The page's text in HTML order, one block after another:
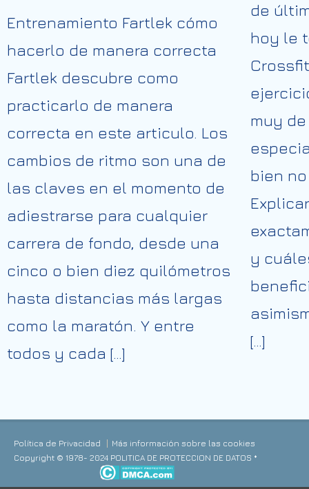
Entrenamiento Fartlek cómo
hacerlo de manera correcta
Fartlek descubre como
practicarlo de manera
correcta en este articulo. Los
cambios de ritmo son una de
las claves en el momento de
adiestrarse para cualquier
carrera de fondo, desde una
cinco o bien diez quilómetros
hasta distancias más largas
como la maratón. Y entre
todos y cada […]
de
hoy le
muy
bien
y
[…]
Política de Privacidad
Más información sobre las cookies
Copyright © 1978- 2024 POLITICA DE PROTECCION DE DATOS *